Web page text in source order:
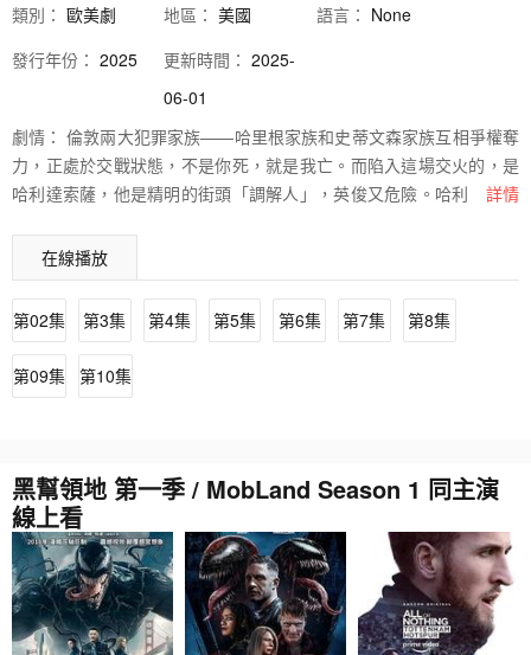
類別： 歐美劇 地區： 美國 語言： None
發行年份： 2025 更新時間： 2025-
06-01
劇情： 倫敦兩大犯罪家族——哈里根家族和史蒂文森家族互相爭權奪
力，正處於交戰狀態，不是你死，就是我亡。而陷入這場交火的，是
哈利達索薩，他是精明的街頭「調解人」，英俊又危險。哈利很清楚
交戰，原則的界限將會被打破，而唯一的底線，就是不惜賭上性命的
誓言：家庭永遠擺在第一位。
詳情
在線播放
第02集 第3集 第4集 第5集 第6集 第7集 第8集
第09集 第10集
黑幫領地 第一季 / MobLand Season 1 同主演
線上看